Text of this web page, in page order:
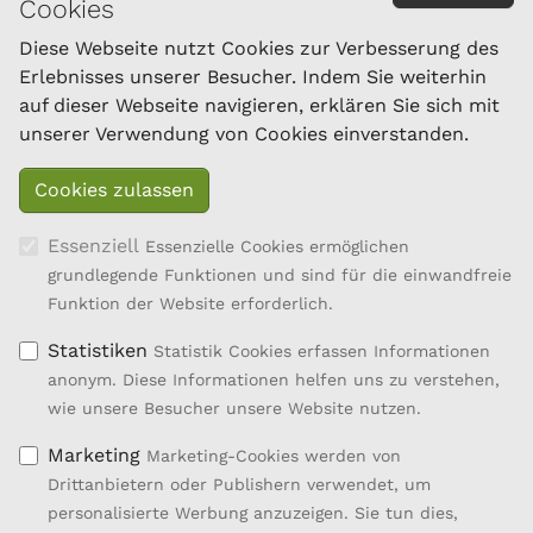
Cookies
Diese Webseite nutzt Cookies zur Verbesserung des
Erlebnisses unserer Besucher. Indem Sie weiterhin
auf dieser Webseite navigieren, erklären Sie sich mit
unserer Verwendung von Cookies einverstanden.
Essenziell Essenzielle Cookies ermöglichen
grundlegende Funktionen und sind für die einwandfreie
Funktion der Website erforderlich.
Statistiken Statistik Cookies erfassen Informationen
anonym. Diese Informationen helfen uns zu verstehen,
wie unsere Besucher unsere Website nutzen.
Marketing Marketing-Cookies werden von
Drittanbietern oder Publishern verwendet, um
personalisierte Werbung anzuzeigen. Sie tun dies,
Österreichischer Bundesverband für Schafe und
Ziegen
Dresdner Straße 89/B1/18
1200 Wien
Tel.: 01/334 17 21-40